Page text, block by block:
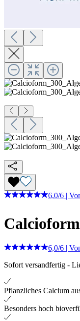
6,0/6 |
Calcioform
6,0/6 |
Sofort versandfertig -
Pflanzliches Calcium
Besonders hoch